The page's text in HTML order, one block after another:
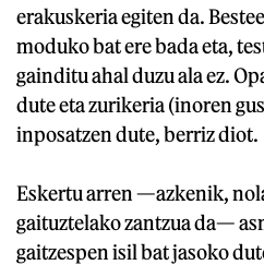
erakuskeria egiten da.
moduko bat ere bada eta,
gainditu ahal duzu ala ez.
dute eta zurikeria (inoren
inposatzen dute, berriz diot.
Eskertu arren —azkenik,
gaituztelako zantzua da—
gaitzespen isil bat jasoko